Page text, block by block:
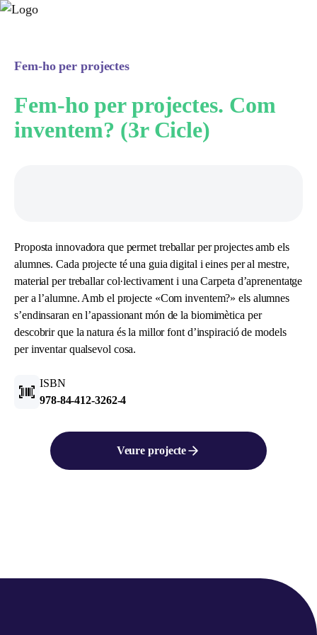
Fem-ho per projectes
Fem-ho per projectes. Com
inventem? (3r Cicle)
Proposta innovadora que permet treballar per projectes amb els
alumnes. Cada projecte té una guia digital i eines per al mestre,
material per treballar col·lectivament i una Carpeta d’aprenentatge
per a l’alumne. Amb el projecte «Com inventem?» els alumnes
s’endinsaran en l’apassionant món de la biomimètica per
descobrir que la natura és la millor font d’inspiració de models
per inventar qualsevol cosa.
ISBN
978-84-412-3262-4
Veure projecte